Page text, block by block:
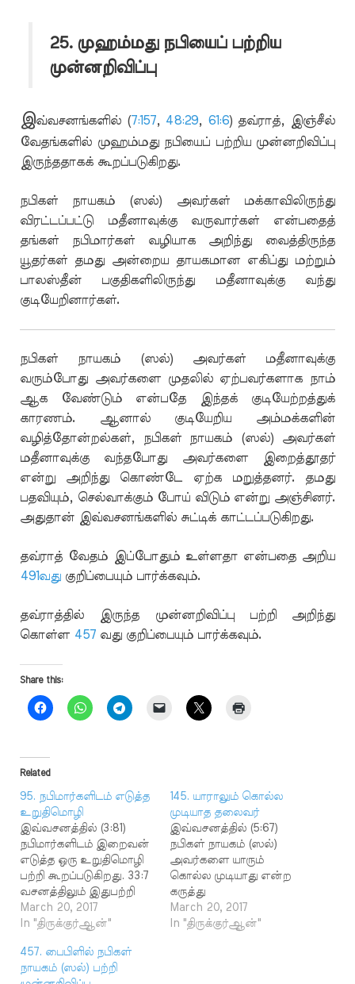
25. முஹம்மது நபியைப் பற்றிய
முன்னறிவிப்பு
இவ்வசனங்களில் (7:157, 48:29, 61:6) தவ்ராத், இஞ்சீல்
வேதங்களில் முஹம்மது நபியைப் பற்றிய முன்னறிவிப்பு
இருந்ததாகக் கூறப்படுகிறது.
நபிகள் நாயகம் (ஸல்) அவர்கள் மக்காவிலிருந்து
விரட்டப்பட்டு மதீனாவுக்கு வருவார்கள் என்பதைத்
தங்கள் நபிமார்கள் வழியாக அறிந்து வைத்திருந்த
யூதர்கள் தமது அன்றைய தாயகமான எகிப்து மற்றும்
பாலஸ்தீன் பகுதிகளிலிருந்து மதீனாவுக்கு வந்து
குடியேறினார்கள்.
நபிகள் நாயகம் (ஸல்) அவர்கள் மதீனாவுக்கு
வரும்போது அவர்களை முதலில் ஏற்பவர்களாக நாம்
ஆக வேண்டும் என்பதே இந்தக் குடியேற்றத்துக்
காரணம். ஆனால் குடியேறிய அம்மக்களின்
வழித்தோன்றல்கள், நபிகள் நாயகம் (ஸல்) அவர்கள்
மதீனாவுக்கு வந்தபோது அவர்களை இறைத்தூதர்
என்று அறிந்து கொண்டே ஏற்க மறுத்தனர். தமது
பதவியும், செல்வாக்கும் போய் விடும் என்று அஞ்சினர்.
அதுதான் இவ்வசனங்களில் சுட்டிக் காட்டப்படுகிறது.
தவ்ராத் வேதம் இப்போதும் உள்ளதா என்பதை அறிய
491வது குறிப்பையும் பார்க்கவும்.
தவ்ராத்தில் இருந்த முன்னறிவிப்பு பற்றி அறிந்து
கொள்ள 457 வது குறிப்பையும் பார்க்கவும்.
Share this:
Related
95. நபிமார்களிடம் எடுத்த
உறுதிமொழி
இவ்வசனத்தில் (3:81)
நபிமார்களிடம் இறைவன்
எடுத்த ஒரு உறுதிமொழி
பற்றி கூறப்படுகிறது. 33:7
வசனத்திலும் இதுபற்றி
கூறப்பட்டுள்ளது. அந்த
உறுதிமொழி எது
கருத்துக்கள் உள்ளன.
"நபிகள் நாயகம் (ஸல்)
March 20, 2017
In "திருக்குர்ஆன்"
145. யாராலும் கொல்ல
முடியாத தலைவர்
இவ்வசனத்தில் (5:67)
நபிகள் நாயகம் (ஸல்)
அவர்களை யாரும்
கொல்ல முடியாது என்ற
கருத்து
சொல்லப்பட்டுள்ளது.
நபிகள் நாயகம் (ஸல்)
March 20, 2017
In "திருக்குர்ஆன்"
457. பைபிளில் நபிகள்
நாயகம் (ஸல்) பற்றி